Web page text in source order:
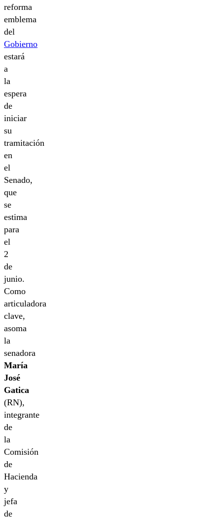
reforma
emblema
del
Gobierno
estará
a
la
espera
de
iniciar
su
tramitación
en
el
Senado,
que
se
estima
para
el
2
de
junio.
Como
articuladora
clave,
asoma
la
senadora
María
José
Gatica
(RN),
integrante
de
la
Comisión
de
Hacienda
y
jefa
de